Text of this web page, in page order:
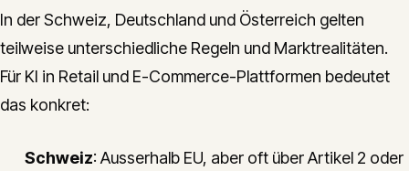
In der Schweiz, Deutschland und Österreich gelten
teilweise unterschiedliche Regeln und Marktrealitäten.
Für KI in Retail und E-Commerce-Plattformen bedeutet
das konkret:
Schweiz: Ausserhalb EU, aber oft über Artikel 2 oder